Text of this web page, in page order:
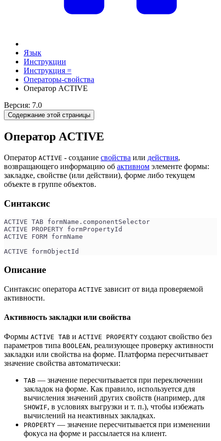
Язык
Инструкции
Инструкция =
Операторы-свойства
Оператор ACTIVE
Версия: 7.0
Содержание этой страницы
Оператор ACTIVE
Оператор ACTIVE - создание свойства или действия,
возвращающего информацию об активном элементе формы:
закладке, свойстве (или действии), форме либо текущем
объекте в группе объектов.
Синтаксис
ACTIVE TAB formName.componentSelector
ACTIVE PROPERTY formPropertyId
ACTIVE FORM formName
ACTIVE formObjectId
Описание
Синтаксис оператора ACTIVE зависит от вида проверяемой
активности.
Активность закладки или свойства
Формы ACTIVE TAB и ACTIVE PROPERTY создают свойство без
параметров типа BOOLEAN, реализующее проверку активности
закладки или свойства на форме. Платформа пересчитывает
значение свойства автоматически:
TAB — значение пересчитывается при переключении
закладок на форме. Как правило, используется для
вычисления значений других свойств (например, для
SHOWIF, в условиях выгрузки и т. п.), чтобы избежать
вычислений на неактивных закладках.
PROPERTY — значение пересчитывается при изменении
фокуса на форме и рассылается на клиент.